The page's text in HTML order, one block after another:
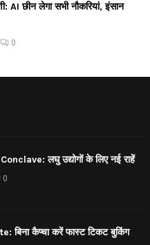
AI छीन लेगा सभी नौकरियां, इंसान
0
लघु उद्योगों के लिए नई राहें
0
बिना कैप्चा करें फास्ट टिकट बुकिंग